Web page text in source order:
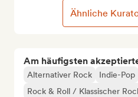
Am häufigsten
Alternativer Rock Indie-Pop
Rock & Roll / Klassischer
Ähnliche